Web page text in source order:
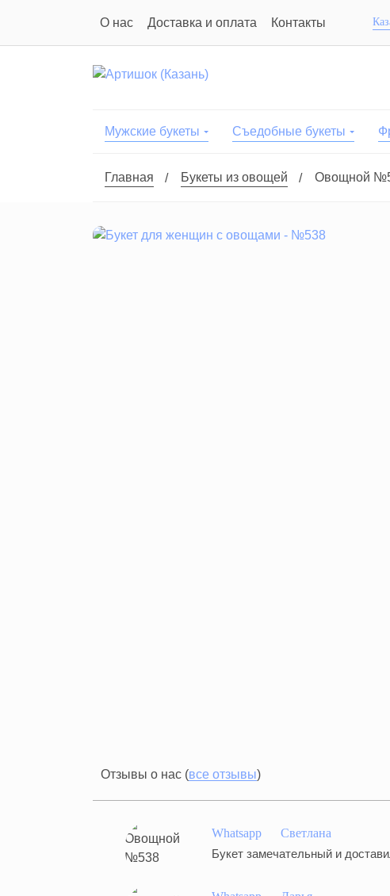
О нас Доставка и оплата Контакты
Мужские букеты Съедобные букеты
Главная Букеты из овощей Овощной
Отзывы о нас (все отзывы)
Whatsapp Светлана
Букет замечательный и